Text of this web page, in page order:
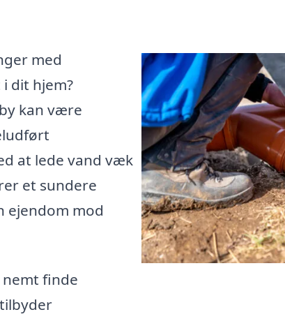
med
dit hjem?
kan være
at lede vand væk
et sundere
ejendom mod
finde